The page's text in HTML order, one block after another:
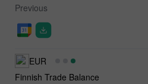
Previous
EUR
Finnish Trade Balance